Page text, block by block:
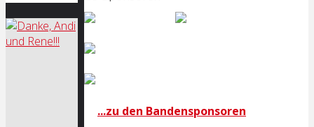
...zu den Bandensponsoren